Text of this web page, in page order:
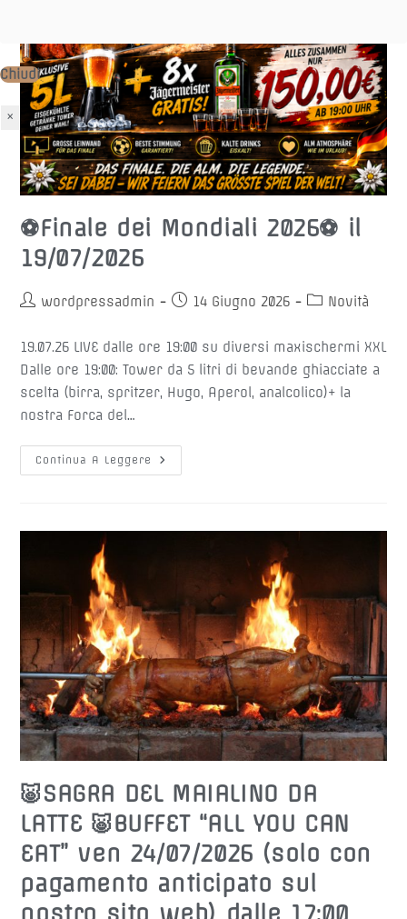
⚽️Finale dei Mondiali 2026⚽️ il
19/07/2026
Autorewordpressadmin
Articolo
14 Giugno 2026
Categoria
Novità
19.07.26 LIVE dalle ore 19:00 su diversi maxischermi XXL
Dalle ore 19:00: Tower da 5 litri di bevande ghiacciate a
scelta (birra, spritzer, Hugo, Aperol, analcolico)+ la
nostra Forca del…
Continua A Leggere ⚽️
Finale
🐷SAGRA DEL MAIALINO DA
LATTE 🐷BUFFET “ALL YOU CAN
EAT” ven 24/07/2026 (solo con
pagamento anticipato sul
nostro sito web) dalle 17:00
Chiudi
×